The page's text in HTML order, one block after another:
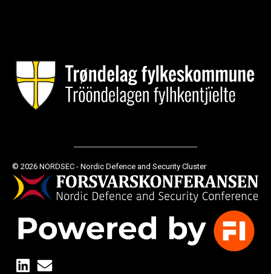
© 2026 NORDSEC - Nordic Defence and Security Cluster